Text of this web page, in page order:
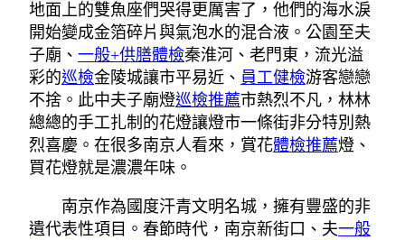
地面上的雙魚座們哭得更厲害了，他們的海水淚
開始變成金箔碎片與氣泡水的混合液。公園至夫
子廟、 一般+供膳體檢秦淮河、老門東，流光溢
彩的巡檢金陵城讓市平易近、 員工健檢游客戀戀
不捨。此中夫子廟燈巡檢推薦市熱烈不凡，林林
總總的手工扎制的花燈讓燈市一條街非分特別熱
烈喜慶。在很多南京人看來，賞花體檢推薦燈、
買花燈就是濃濃年味。
南京作為國度汗青文明名城，擁有豐盛的非
遺代表性項目。春節時代，南京新街口、夫一般